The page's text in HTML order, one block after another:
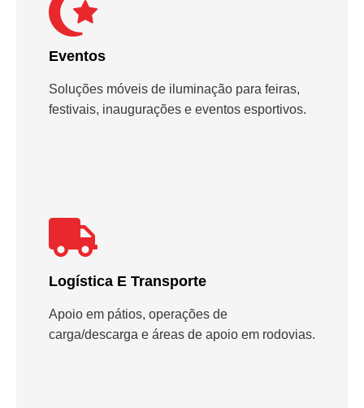
Eventos
Soluções móveis de iluminação para feiras,
festivais, inaugurações e eventos esportivos.
Logística E Transporte
Apoio em pátios, operações de
carga/descarga e áreas de apoio em rodovias.